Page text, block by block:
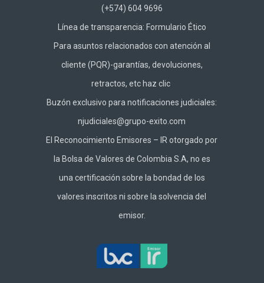
(+574) 604 9696
Línea de transparencia: Formulario Ético
Para asuntos relacionados con atención al
cliente (PQR)-garantías, devoluciones,
retractos, etc hazclic
Buzón exclusivo para notificaciones judiciales:
njudiciales@grupo-exito.com
El Reconocimiento Emisores – IR otorgado por
la Bolsa de Valores de Colombia S.A, no es
una certificación sobre la bondad de los
valores inscritos ni sobre la solvencia del
emisor.